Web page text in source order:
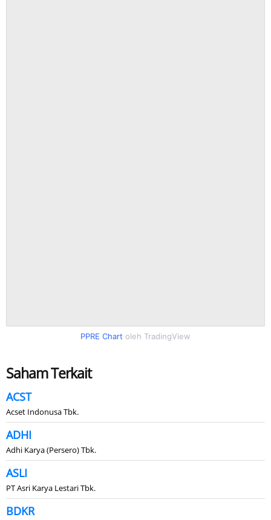
PPRE Chart oleh TradingView
Saham Terkait
ACST
Acset Indonusa Tbk.
ADHI
Adhi Karya (Persero) Tbk.
ASLI
PT Asri Karya Lestari Tbk.
BDKR